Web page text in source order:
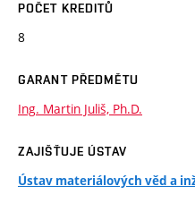
POČET KREDITŮ
8
GARANT PŘEDMĚTU
Ing. Martin Juliš, Ph.D.
ZAJIŠŤUJE ÚSTAV
Ústav materiálových věd a